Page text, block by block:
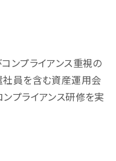
ンプライアンス重視の
社員を含む資産運用会
プライアンス研修を実